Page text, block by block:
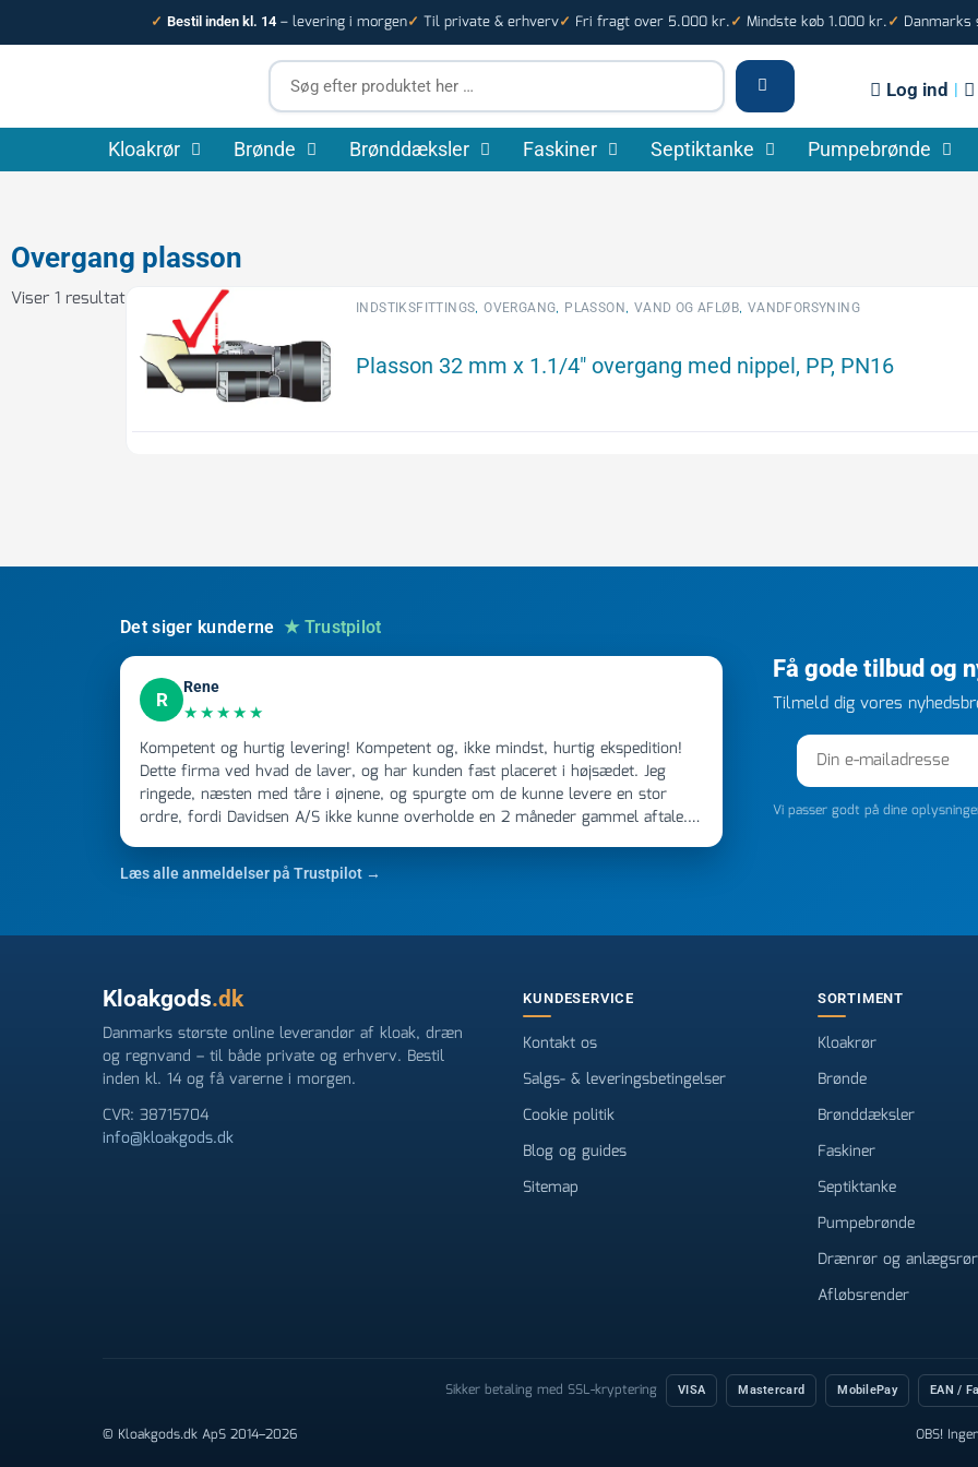
til
✓ Bestil inden kl. 14 – levering i morgen✓ Til private & erhverv✓ Fri fragt over 5.000 kr. ✓ Mindste køb 1.000 kr. ✓
Søg
efter
produktet
her
…
Log ind |
Kloakrør Brønde Brønddæksler Faskiner Septiktanke Pumpebrønde
Overgang plasson
Viser 1 resultat INDSTIKSFITTINGS,OVERGANG, PLASSON , VAND OG AFLØB, VANDFORSYNING
Plasson 32 mm x 1.1/4″ overgang med nippel, PP, PN16
Det siger kunderne ★ Trustpilot
R
Rene
★★★★★
Kompetent og hurtig levering! Kompetent og, ikke mindst, hurtig ekspedition!
Dette firma ved hvad de laver, og har kunden fast placeret i højsædet. Jeg
ringede, næsten med tåre i øjnene, og spurgte om de kunne levere en stor
ordre, fordi Davidsen A/S ikke kunne overholde en 2 måneder gammel aftale.
ikke få armene ned, og næste gang jeg skal bruge noget, vil jeg ringe til dem
FØRST. De varmeste og venligste hilsner fra Rene
Læs alle anmeldelser på Trustpilot →
Få gode tilbud og
Tilmeld dig vores
Vi passer godt på dine
Kloakgods.dk
Danmarks største online leverandør af kloak, dræn
og regnvand – til både private og erhverv. Bestil
inden kl. 14 og få varerne i morgen.
CVR: 38715704
info@kloakgods.dk
KUNDESERVICE
Kontakt os
Salgs- & leveringsbetingelser
Cookie politik
Blog og guides
Sitemap
SORTIMENT
Kloakrør
Brønde
Brønddæksler
Faskiner
Septiktanke
Pumpebrønde
Drænrør og anlægsrør
Afløbsrender
Sikker betaling med SSL-kryptering VISA Mastercard MobilePay EAN /
© Kloakgods.dk ApS 2014–2026 OBS!